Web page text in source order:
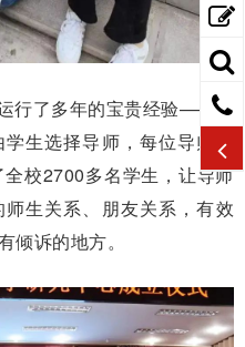
行了多年的宝贵经验——全
生选择导师，每位导师负
校2700多名学生，让导师
生关系、朋友关系，有效
倾诉的地方。